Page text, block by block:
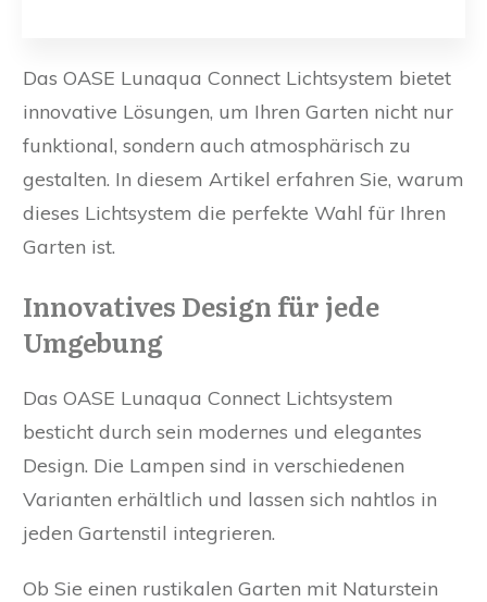
Das OASE Lunaqua Connect Lichtsystem bietet
innovative Lösungen, um Ihren Garten nicht nur
funktional, sondern auch atmosphärisch zu
gestalten. In diesem Artikel erfahren Sie, warum
dieses Lichtsystem die perfekte Wahl für Ihren
Garten ist.
Innovatives Design für jede
Umgebung
Das OASE Lunaqua Connect Lichtsystem
besticht durch sein modernes und elegantes
Design. Die Lampen sind in verschiedenen
Varianten erhältlich und lassen sich nahtlos in
jeden Gartenstil integrieren.
Ob Sie einen rustikalen Garten mit Naturstein